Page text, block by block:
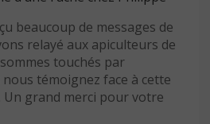
beaucoup de messages de
relayé aux apiculteurs de
touchés par
nous témoignez face à cette
Un grand merci pour votre